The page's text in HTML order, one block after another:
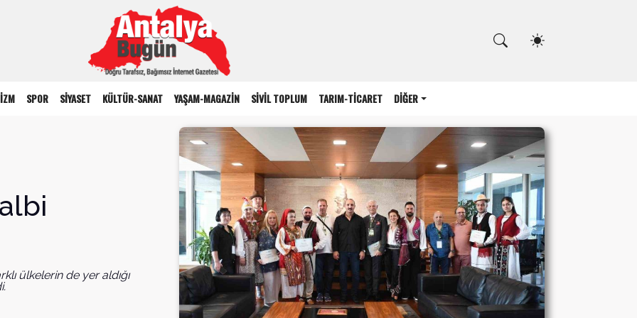
SPOR SİYASET KÜLTÜR-SANAT YAŞAM-MAGAZİN SİVİL TOPLUM TARIM-TİCARET DİĞER
ülkelerin de yer aldığı